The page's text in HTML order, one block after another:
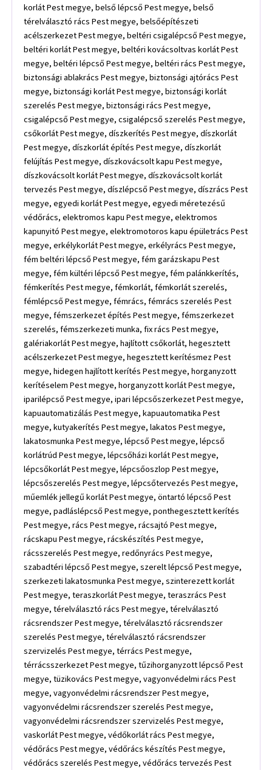
korlát Pest megye, belső lépcső Pest megye, belső
térelválasztó rács Pest megye, belsőépítészeti
acélszerkezet Pest megye, beltéri csigalépcső Pest megye,
beltéri korlát Pest megye, beltéri kovácsoltvas korlát Pest
megye, beltéri lépcső Pest megye, beltéri rács Pest megye,
biztonsági ablakrács Pest megye, biztonsági ajtórács Pest
megye, biztonsági korlát Pest megye, biztonsági korlát
szerelés Pest megye, biztonsági rács Pest megye,
csigalépcső Pest megye, csigalépcső szerelés Pest megye,
csőkorlát Pest megye, díszkerítés Pest megye, díszkorlát
Pest megye, díszkorlát építés Pest megye, díszkorlát
felújítás Pest megye, díszkovácsolt kapu Pest megye,
díszkovácsolt korlát Pest megye, díszkovácsolt korlát
tervezés Pest megye, díszlépcső Pest megye, díszrács Pest
megye, egyedi korlát Pest megye, egyedi méretezésű
védőrács, elektromos kapu Pest megye, elektromos
kapunyitó Pest megye, elektromotoros kapu épületrács Pest
megye, erkélykorlát Pest megye, erkélyrács Pest megye,
fém beltéri lépcső Pest megye, fém garázskapu Pest
megye, fém kültéri lépcső Pest megye, fém palánkkerítés,
fémkerítés Pest megye, fémkorlát, fémkorlát szerelés,
fémlépcső Pest megye, fémrács, fémrács szerelés Pest
megye, fémszerkezet építés Pest megye, fémszerkezet
szerelés, fémszerkezeti munka, fix rács Pest megye,
galériakorlát Pest megye, hajlított csőkorlát, hegesztett
acélszerkezet Pest megye, hegesztett kerítésmez Pest
megye, hidegen hajlított kerítés Pest megye, horganyzott
kerítéselem Pest megye, horganyzott korlát Pest megye,
iparilépcső Pest megye, ipari lépcsőszerkezet Pest megye,
kapuautomatizálás Pest megye, kapuautomatika Pest
megye, kutyakerítés Pest megye, lakatos Pest megye,
lakatosmunka Pest megye, lépcső Pest megye, lépcső
korlátrúd Pest megye, lépcsőházi korlát Pest megye,
lépcsőkorlát Pest megye, lépcsőoszlop Pest megye,
lépcsőszerelés Pest megye, lépcsőtervezés Pest megye,
műemlék jellegű korlát Pest megye, öntartó lépcső Pest
megye, padláslépcső Pest megye, ponthegesztett kerítés
Pest megye, rács Pest megye, rácsajtó Pest megye,
rácskapu Pest megye, rácskészítés Pest megye,
rácsszerelés Pest megye, redőnyrács Pest megye,
szabadtéri lépcső Pest megye, szerelt lépcső Pest megye,
szerkezeti lakatosmunka Pest megye, szinterezett korlát
Pest megye, teraszkorlát Pest megye, teraszrács Pest
megye, térelválasztó rács Pest megye, térelválasztó
rácsrendszer Pest megye, térelválasztó rácsrendszer
szerelés Pest megye, térelválasztó rácsrendszer
szervizelés Pest megye, térrács Pest megye,
térrácsszerkezet Pest megye, tűzihorganyzott lépcső Pest
megye, tüzikovács Pest megye, vagyonvédelmi rács Pest
megye, vagyonvédelmi rácsrendszer Pest megye,
vagyonvédelmi rácsrendszer szerelés Pest megye,
vagyonvédelmi rácsrendszer szervizelés Pest megye,
vaskorlát Pest megye, védőkorlát rács Pest megye,
védőrács Pest megye, védőrács készítés Pest megye,
védőrács szerelés Pest megye, védőrács tervezés Pest